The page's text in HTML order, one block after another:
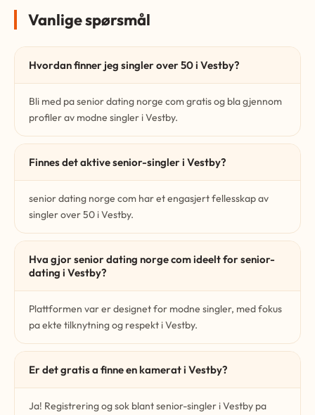
Vanlige spørsmål
Hvordan finner jeg singler over 50 i Vestby?
Bli med pa senior dating norge com gratis og bla gjennom
profiler av modne singler i Vestby.
Finnes det aktive senior-singler i Vestby?
senior dating norge com har et engasjert fellesskap av
singler over 50 i Vestby.
Hva gjor senior dating norge com ideelt for senior-
dating i Vestby?
Plattformen var er designet for modne singler, med fokus
pa ekte tilknytning og respekt i Vestby.
Er det gratis a finne en kamerat i Vestby?
Ja! Registrering og sok blant senior-singler i Vestby pa